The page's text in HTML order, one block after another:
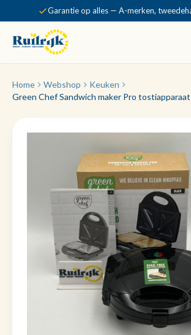
Garantie op alles — A-merken,
Home Webshop
Keuken
Green Chef Sandwich maker Pro